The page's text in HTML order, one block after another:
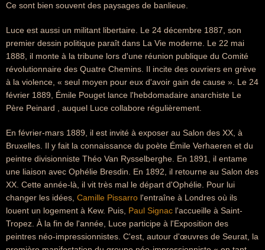
Ce sont bien souvent des paysages de banlieue.
Luce est aussi un militant libertaire. Le 24 décembre 1887, son
premier dessin politique paraît dans La Vie moderne. Le 22 mai
1888, il monte à la tribune lors d'une réunion publique du Comité
révolutionnaire des Quatre Chemins. Il incite des ouvriers en grève
à la violence, « seul moyen pour eux d'avoir gain de cause ». Le 24
février 1889, Émile Pouget lance l'hebdomadaire anarchiste Le
Père Peinard , auquel Luce collabore régulièrement.
En février-mars 1889, il est invité à exposer au Salon des XX, à
Bruxelles. Il y fait la connaissance du poète Émile Verhaeren et du
peintre divisionniste Théo Van Rysselberghe. En 1891, il entame
une liaison avec Ophélie Bresdin. En 1892, il retourne au Salon des
XX. Cette année-là, il vit très mal le départ d'Ophélie. Pour lui
changer les idées, Camille Pissarro l'entraîne à Londres où ils
louent un logement à Kew. Puis, Paul Signac l'accueille à Saint-
Tropez. À la fin de l'année, Luce participe à l'Exposition des
peintres néo-impressionnistes. C'est, autour d'œuvres de Seurat, la